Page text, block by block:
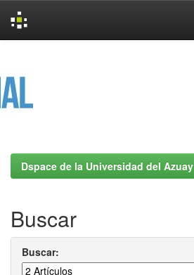
Dspace de la Universidad del Azuay
Buscar
Buscar: